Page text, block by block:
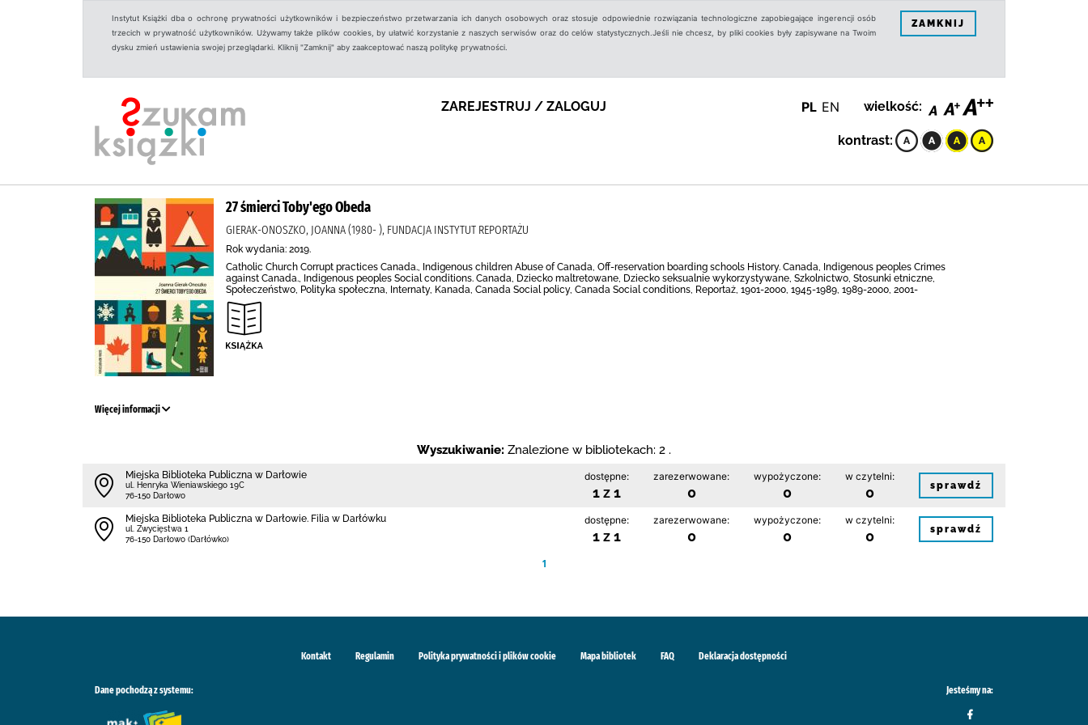
Instytut Książki dba o ochronę prywatności użytkowników i bezpieczeństwo przetwarzania ich danych osobowych oraz stosuje odpowiednie rozwiązania technologiczne zapobiegające ingerencji osób
trzecich w prywatność użytkowników. Używamy także plików cookies, by ułatwić korzystanie z naszych serwisów oraz do celów statystycznych.Jeśli nie chcesz, by pliki cookies były zapisywane na Twoim
dysku zmień ustawienia swojej przeglądarki. Kliknij "Zamknij" aby zaakceptować naszą politykę prywatności.
ZAMKNIJ
ZAREJESTRUJ / ZALOGUJ PL EN wielkość:
kontrast:
27 śmierci Toby'ego Obeda
GIERAK-ONOSZKO, JOANNA (1980- ), FUNDACJA INSTYTUT REPORTAŻU
Rok wydania: 2019.
Catholic Church Corrupt practices Canada., Indigenous children Abuse of Canada, Off-reservation boarding schools History. Canada, Indigenous peoples Crimes
against Canada., Indigenous peoples Social conditions. Canada, Dziecko maltretowane, Dziecko seksualnie wykorzystywane, Szkolnictwo, Stosunki etniczne,
Społeczeństwo, Polityka społeczna, Internaty, Kanada, Canada Social policy, Canada Social conditions, Reportaż, 1901-2000, 1945-1989, 1989-2000, 2001-
Więcej informacji
Wyszukiwanie: Znalezione w bibliotekach: 2 .
Miejska Biblioteka Publiczna w Darłowie
ul. Henryka Wieniawskiego 19C
76-150 Darłowo
dostępne:
1 z 1
zarezerwowane:
0
wypożyczone:
0
w czytelni:
0 sprawdź
Miejska Biblioteka Publiczna w Darłowie. Filia w Darłówku
ul. Zwycięstwa 1
76-150 Darłowo (Darłówko)
dostępne:
1 z 1
zarezerwowane:
0
wypożyczone:
0
w czytelni:
0 sprawdź
1
Kontakt Regulamin Polityka prywatności i plików cookie Mapa bibliotek FAQ Deklaracja dostępności
Dane pochodzą z systemu: Jesteśmy na: